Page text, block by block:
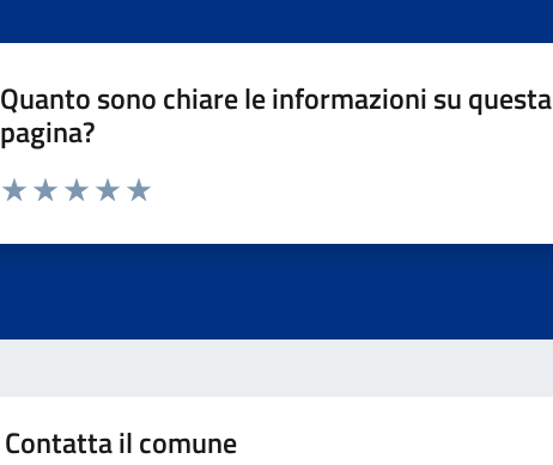
Quanto sono chiare le informazioni su questa
pagina?
Valuta da 1 a 5 stelle la pagina
Contatta il comune